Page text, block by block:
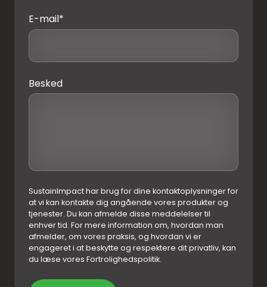
E-mail*
Besked
SustainImpact har brug for dine kontaktoplysninger for
at vi kan kontakte dig angående vores produkter og
tjenester. Du kan afmelde disse meddelelser til
enhver tid. For mere information om, hvordan man
afmelder, om vores praksis, og hvordan vi er
engageret i at beskytte og respektere dit privatliv, kan
du læse vores Fortrolighedspolitik.